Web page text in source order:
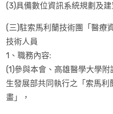
(3)具備數位資訊系統規劃及
(三)駐索馬利蘭技術團「醫療
技術人員
1、職務內容:
(1)參與本會、高雄醫學大學
生發展部共同執行之「索馬
畫」，